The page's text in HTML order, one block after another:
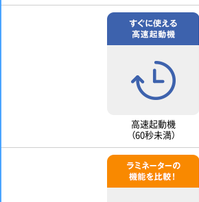
高速起動機
（60秒未満）